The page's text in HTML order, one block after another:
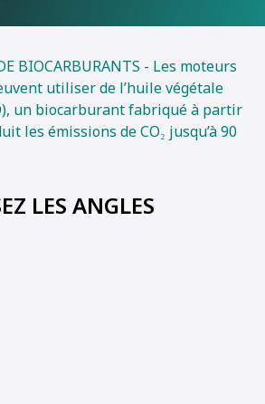
BIOCARBURANTS - Les moteurs
utiliser de l’huile végétale
un biocarburant fabriqué à partir
les émissions de CO₂ jusqu’à 90
LES ANGLES